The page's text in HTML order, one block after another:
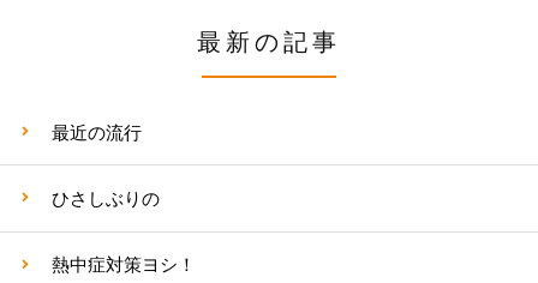
最新の記事
最近の流行
ひさしぶりの
熱中症対策ヨシ！